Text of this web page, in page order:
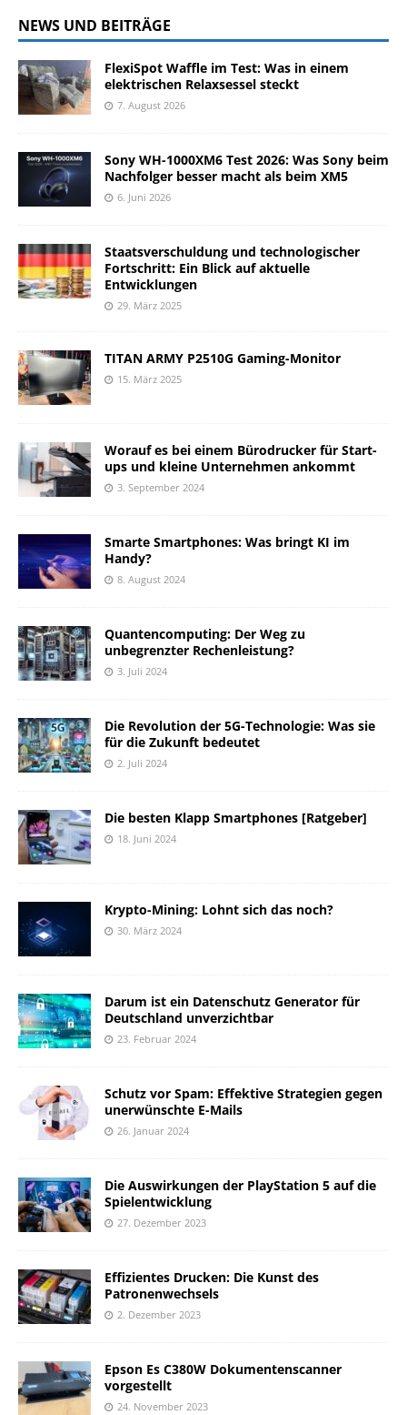
NEWS UND BEITRÄGE
FlexiSpot Waffle im Test: Was in einem
elektrischen Relaxsessel steckt
7. August 2026
Sony WH-1000XM6 Test 2026: Was Sony beim
Nachfolger besser macht als beim XM5
6. Juni 2026
Staatsverschuldung und technologischer
Fortschritt: Ein Blick auf aktuelle
Entwicklungen
29. März 2025
TITAN ARMY P2510G Gaming-Monitor
15. März 2025
Worauf es bei einem Bürodrucker für Start-
ups und kleine Unternehmen ankommt
3. September 2024
Smarte Smartphones: Was bringt KI im
Handy?
8. August 2024
Quantencomputing: Der Weg zu
unbegrenzter Rechenleistung?
3. Juli 2024
Die Revolution der 5G-Technologie: Was sie
für die Zukunft bedeutet
2. Juli 2024
Die besten Klapp Smartphones [Ratgeber]
18. Juni 2024
Krypto-Mining: Lohnt sich das noch?
30. März 2024
Darum ist ein Datenschutz Generator für
Deutschland unverzichtbar
23. Februar 2024
Schutz vor Spam: Effektive Strategien gegen
unerwünschte E-Mails
26. Januar 2024
Die Auswirkungen der PlayStation 5 auf die
Spielentwicklung
27. Dezember 2023
Effizientes Drucken: Die Kunst des
Patronenwechsels
2. Dezember 2023
Epson Es C380W Dokumentenscanner
vorgestellt
24. November 2023